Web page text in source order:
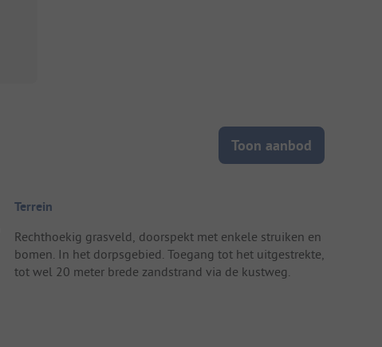
Toon aanbod
Terrein
Rechthoekig grasveld, doorspekt met enkele struiken en
bomen. In het dorpsgebied. Toegang tot het uitgestrekte,
tot wel 20 meter brede zandstrand via de kustweg.